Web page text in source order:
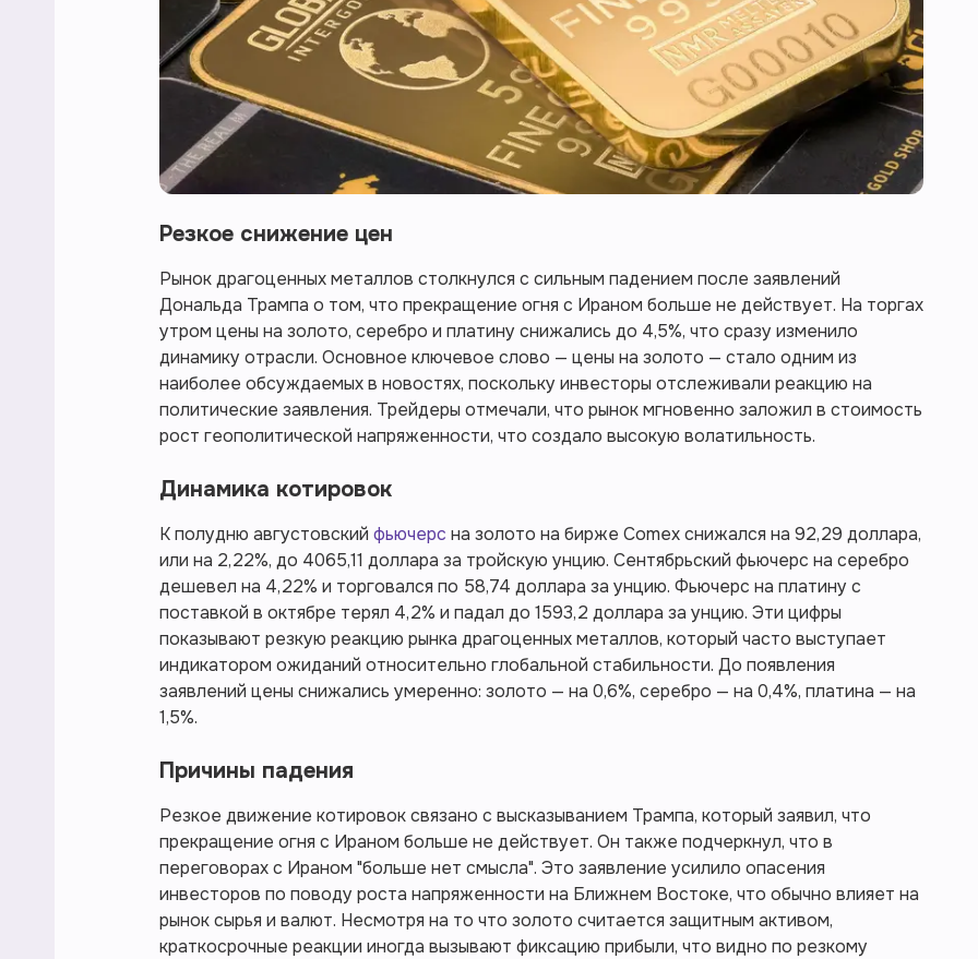
Резкое снижение цен
Рынок драгоценных металлов столкнулся с сильным падением после заявлений
Дональда Трампа о том, что прекращение огня с Ираном больше не действует. На торгах
утром цены на золото, серебро и платину снижались до 4,5%, что сразу изменило
динамику отрасли. Основное ключевое слово — цены на золото — стало одним из
наиболее обсуждаемых в новостях, поскольку инвесторы отслеживали реакцию на
политические заявления. Трейдеры отмечали, что рынок мгновенно заложил в стоимость
рост геополитической напряженности, что создало высокую волатильность.
Динамика котировок
К полудню августовский фьючерс на золото на бирже Comex снижался на 92,29 доллара,
или на 2,22%, до 4065,11 доллара за тройскую унцию. Сентябрьский фьючерс на серебро
дешевел на 4,22% и торговался по 58,74 доллара за унцию. Фьючерс на платину с
поставкой в октябре терял 4,2% и падал до 1593,2 доллара за унцию. Эти цифры
показывают резкую реакцию рынка драгоценных металлов, который часто выступает
индикатором ожиданий относительно глобальной стабильности. До появления
заявлений цены снижались умеренно: золото — на 0,6%, серебро — на 0,4%, платина — на
1,5%.
Причины падения
Резкое движение котировок связано с высказыванием Трампа, который заявил, что
прекращение огня с Ираном больше не действует. Он также подчеркнул, что в
переговорах с Ираном "больше нет смысла". Это заявление усилило опасения
инвесторов по поводу роста напряженности на Ближнем Востоке, что обычно влияет на
рынок сырья и валют. Несмотря на то что золото считается защитным активом,
краткосрочные реакции иногда вызывают фиксацию прибыли, что видно по резкому